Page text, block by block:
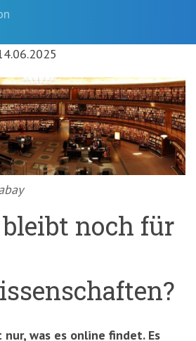
noch für
was es online findet. Es